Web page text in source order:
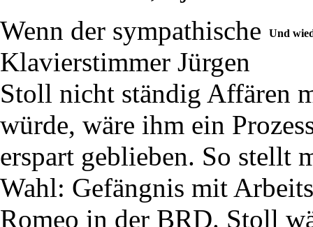
Und
Wenn der sympathische
Klavierstimmer Jürgen
Stoll nicht ständig Affären
würde, wäre ihm ein
erspart geblieben. So stellt
Wahl: Gefängnis mit
Romeo in der BRD. Stoll